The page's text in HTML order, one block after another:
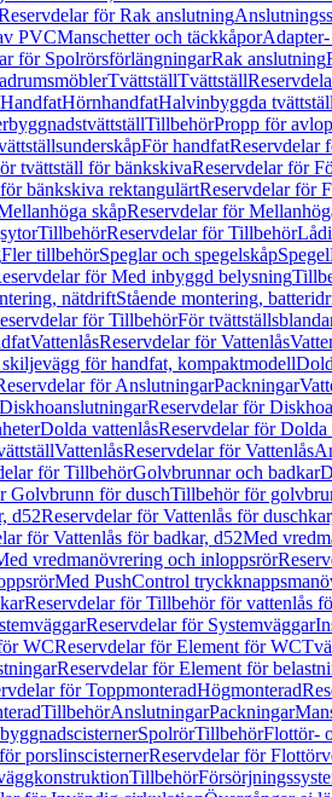
för Rak anslutning
PVCManschetter och täckkåpor
för SpolrörsförlängningarRak anslutning
TvättställTvättställ
HörnhandfatHalvinbyggda tvättställ
TillbehörPropp för
För handfatReservdelar
tvättställ för bänkskivaReservdelar för
bänkskiva rektangulärtReservdelar för
skåpReservdelar för
TillbehörReservdelar för Tillbehör
Fler tillbehörSpeglar och spegelskåpSpegel
för Med inbyggd belysning
nätdriftStående montering,
för TillbehörFör
VattenlåsReservdelar för Vattenlås
för handfat, kompaktmodell
för AnslutningarPackningar
DiskhoanslutningarReservdelar för
Dolda vattenlåsReservdelar för Dolda
VattenlåsReservdelar för Vattenlås
för TillbehörGolvbrunnar och badkar
Golvbrunn för duschTillbehör för
d52Reservdelar för Vattenlås för
för Vattenlås för badkar, d52Med
vredmanövrering och inloppsrör
Med PushControl
Reservdelar för Tillbehör för vattenlås
Reservdelar för Systemväggar
WCReservdelar för Element för WC
Reservdelar för Element för
för ToppmonteradHögmonterad
TillbehörAnslutningarPackningar
SpolrörTillbehörFlottör-
porslinscisternerReservdelar för
Tillbehör